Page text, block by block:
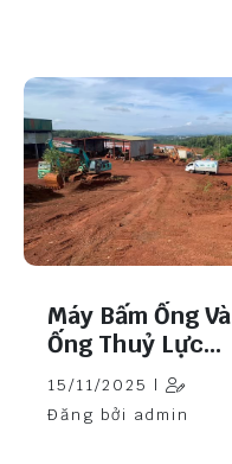
Máy Bấm Ống Và
Ống Thuỷ Lực
Tại Lâm Đồng
15/11/2025 |
Đăng bởi admin